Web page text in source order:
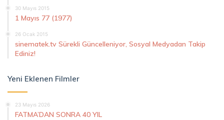
30 Mayıs 2015
1 Mayıs 77 (1977)
26 Ocak 2015
sinematek.tv Sürekli Güncelleniyor, Sosyal Medyadan Takip
Ediniz!
Yeni Eklenen Filmler
23 Mayıs 2026
FATMA’DAN SONRA 40 YIL